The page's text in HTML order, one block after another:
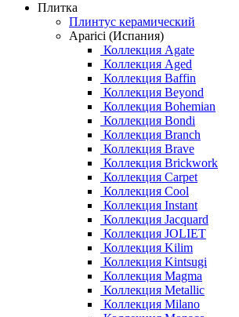
Плитка
Плинтус керамический
Aparici (Испания)
Коллекция Agate
Коллекция Aged
Коллекция Baffin
Коллекция Beyond
Коллекция Bohemian
Коллекция Bondi
Коллекция Branch
Коллекция Brave
Коллекция Brickwork
Коллекция Carpet
Коллекция Cool
Коллекция Instant
Коллекция Jacquard
Коллекция JOLIET
Коллекция Kilim
Коллекция Kintsugi
Коллекция Magma
Коллекция Metallic
Коллекция Milano